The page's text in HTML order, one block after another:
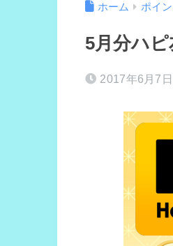
ホーム ポイ
5月分ハ
2017年6月7日